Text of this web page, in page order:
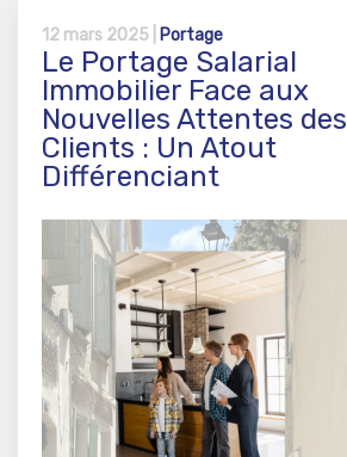
12 mars 2025 | Portage
Le Portage Salarial
Immobilier Face aux
Nouvelles Attentes des
Clients : Un Atout
Différenciant